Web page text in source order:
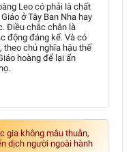
Leo có phải là chất
ở Tây Ban Nha hay
Điều chắc chắn là
động đáng kể. Và có
theo chủ nghĩa hậu thế
hoàng để lại ấn
gia không mâu thuẫn,
dịch người ngoài hành